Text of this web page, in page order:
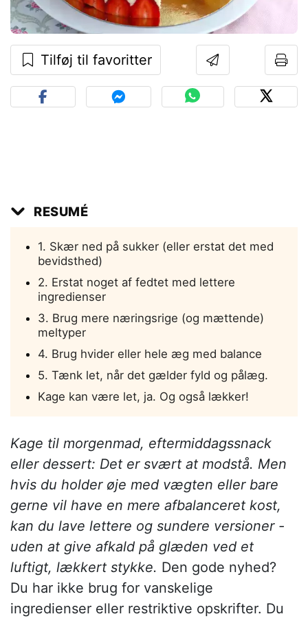
Tilføj til favoritter
RESUMÉ
1. Skær ned på sukker (eller erstat det med
bevidsthed)
2. Erstat noget af fedtet med lettere
ingredienser
3. Brug mere næringsrige (og mættende)
meltyper
4. Brug hvider eller hele æg med balance
5. Tænk let, når det gælder fyld og pålæg.
Kage kan være let, ja. Og også lækker!
Kage til morgenmad, eftermiddagssnack
eller dessert: Det er svært at modstå. Men
hvis du holder øje med vægten eller bare
gerne vil have en mere afbalanceret kost,
kan du lave lettere og sundere versioner -
uden at give afkald på glæden ved et
luftigt, lækkert stykke. Den gode nyhed?
Du har ikke brug for vanskelige
ingredienser eller restriktive opskrifter. Du